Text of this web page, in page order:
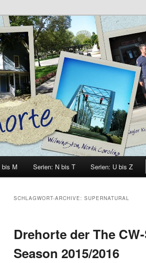
bis M Serien: N bis T Serien: U bis Z
SCHLAGWORT-ARCHIVE: SUPERNATURAL
Drehorte der The
Season 2015/2016